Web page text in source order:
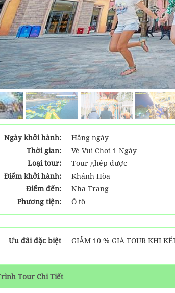
Ngày khởi hành:
Hằng ngày
Thời gian:
Vé Vui Chơi 1 Ngày
Loại tour:
Tour ghép được
Điểm khởi hành:
Khánh Hòa
Điểm đến:
Nha Trang
Phương tiện:
Ô tô
Ưu đãi đặc biệt GIẢM 10 % GIÁ TOUR KHI
Tour Chi Tiết